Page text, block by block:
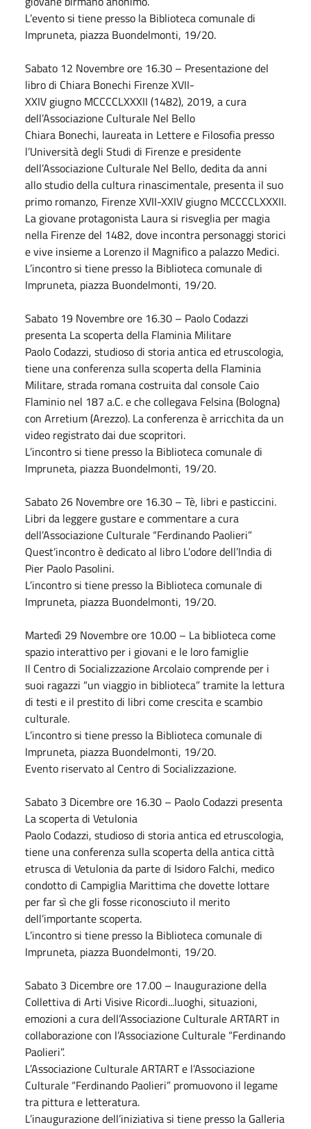
L’evento si tiene presso la Biblioteca comunale di
Impruneta, piazza Buondelmonti, 19/20.
Sabato 12 Novembreore 16.30 – Presentazione del
libro di Chiara Bonechi Firenze XVII-
XXIV giugno MCCCCLXXXII (1482), 2019, a cura
dell’Associazione Culturale Nel Bello
Chiara Bonechi, laureata in Lettere e Filosofia presso
l’Università degli Studi di Firenze e presidente
dell’Associazione Culturale Nel Bello, dedita da anni
allo studio della cultura rinascimentale, presenta il suo
primo romanzo, Firenze XVII-XXIV giugno MCCCCLXXXII.
La giovane protagonista Laura si risveglia per magia
nella Firenze del 1482, dove incontra personaggi storici
e vive insieme a Lorenzo il Magnifico a palazzo Medici.
L’incontro si tiene presso la Biblioteca comunale di
Impruneta, piazza Buondelmonti, 19/20.
Sabato 19 Novembreore 16.30 – Paolo Codazzi
presenta La scoperta della Flaminia Militare
Paolo Codazzi, studioso di storia antica ed etruscologia,
tiene una conferenza sulla scoperta della Flaminia
Militare, strada romana costruita dal console Caio
Flaminio nel 187 a.C. e che collegava Felsina (Bologna)
con Arretium (Arezzo). La conferenza è arricchita da un
video registrato dai due scopritori.
L’incontro si tiene presso la Biblioteca comunale di
Impruneta, piazza Buondelmonti, 19/20.
Sabato 26 Novembreore 16.30 – Tè, libri e pasticcini.
Libri da leggere gustare e commentare a cura
dell’Associazione Culturale “Ferdinando Paolieri”
Quest’incontro è dedicato al libro L’odore dell’India di
Pier Paolo Pasolini.
L’incontro si tiene presso la Biblioteca comunale di
Impruneta, piazza Buondelmonti, 19/20.
Martedì 29 Novembreore 10.00 – La biblioteca come
spazio interattivo per i giovani e le loro famiglie
Il Centro di Socializzazione Arcolaio comprende per i
suoi ragazzi “un viaggio in biblioteca” tramite la lettura
di testi e il prestito di libri come crescita e scambio
culturale.
L’incontro si tiene presso la Biblioteca comunale di
Impruneta, piazza Buondelmonti, 19/20.
Evento riservato al Centro di Socializzazione.
Sabato 3 Dicembreore 16.30 – Paolo Codazzi presenta
La scoperta di Vetulonia
Paolo Codazzi, studioso di storia antica ed etruscologia,
tiene una conferenza sulla scoperta della antica città
etrusca di Vetulonia da parte di Isidoro Falchi, medico
condotto di Campiglia Marittima che dovette lottare
per far sì che gli fosse riconosciuto il merito
dell’importante scoperta.
L’incontro si tiene presso la Biblioteca comunale di
Impruneta, piazza Buondelmonti, 19/20.
Sabato 3 Dicembreore 17.00 – Inaugurazione della
Collettiva di Arti Visive Ricordi...luoghi, situazioni,
emozioni a cura dell’Associazione Culturale ARTART in
collaborazione con l’Associazione Culturale “Ferdinando
Paolieri”.
L’Associazione Culturale ARTART e l’Associazione
Culturale “Ferdinando Paolieri” promuovono il legame
tra pittura e letteratura.
L’inaugurazione dell’iniziativa si tiene presso la Galleria